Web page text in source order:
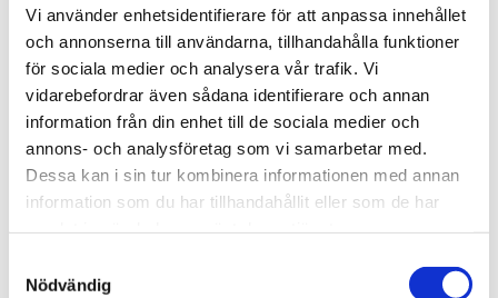
Vi använder enhetsidentifierare för att anpassa innehållet
och annonserna till användarna, tillhandahålla funktioner
för sociala medier och analysera vår trafik. Vi
vidarebefordrar även sådana identifierare och annan
information från din enhet till de sociala medier och
annons- och analysföretag som vi samarbetar med.
Dessa kan i sin tur kombinera informationen med annan
information som du har tillhandahållit eller som de har
Nödvändig
st Lägg i varukorgen
Finns i lager
Beskrivning